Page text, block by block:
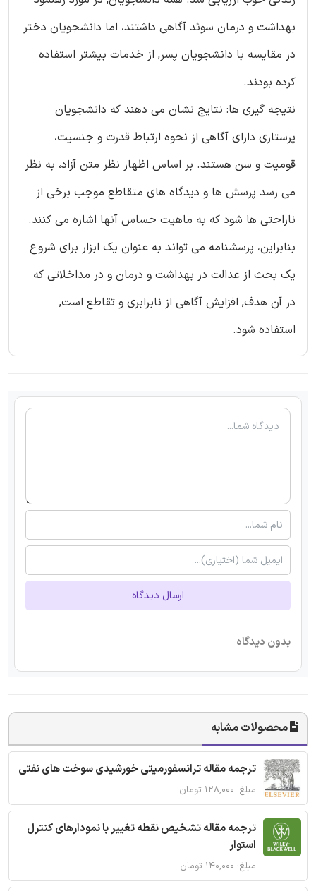
بهداشت و درمان سوئد آگاهی داشتند، اما دانشجویان دختر
در مقایسه با دانشجویان پسر, از خدمات بیشتر استفاده
کرده بودند.
نتیجه گیری ها: نتایج نشان می دهند که دانشجویان
پرستاری دارای آگاهی از نحوه ارتباط قدرت و جنسیت،
قومیت و سن هستند. بر اساس اظهار نظر متن آزاد، به نظر
می رسد پرسش ها و دیدگاه های متقاطع موجب برخی از
ناراحتی ها شود که به ماهیت حساس آنها اشاره می کنند.
بنابراین، پرسشنامه می تواند به عنوان یک ابزار برای شروع
یک بحث از عدالت در بهداشت و درمان و در مداخلاتی که
در آن هدف, افزایش آگاهی از نابرابری و تقاطع است,
استفاده شود.
ارسال دیدگاه
بدون دیدگاه
محصولات مشابه
ترجمه مقاله ترانسفورمیتی خورشیدی سوخت های نفتی
مبلغ: ۱۲۸,۰۰۰ تومان
ترجمه مقاله تشخیص نقطه تغییر با نمودارهای کنترل
استوار
مبلغ: ۱۴۰,۰۰۰ تومان